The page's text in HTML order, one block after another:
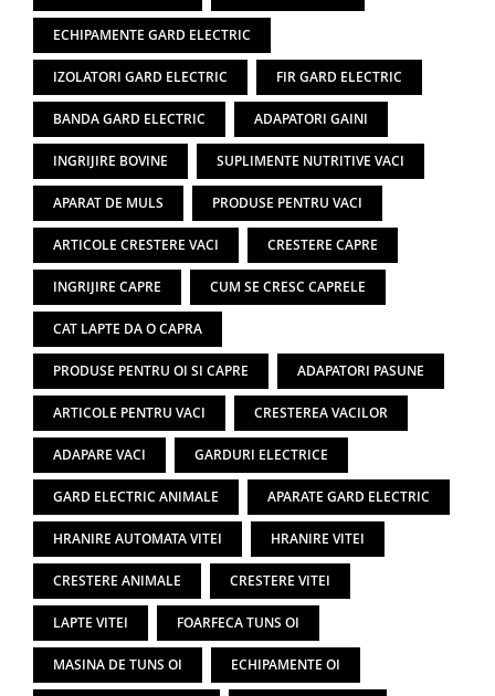
ECHIPAMENTE GARD ELECTRIC
IZOLATORI GARD ELECTRIC FIR GARD ELECTRIC
BANDA GARD ELECTRIC ADAPATORI GAINI
INGRIJIRE BOVINE SUPLIMENTE NUTRITIVE VACI
APARAT DE MULS PRODUSE PENTRU VACI
ARTICOLE CRESTERE VACI CRESTERE CAPRE
INGRIJIRE CAPRE CUM SE CRESC CAPRELE
CAT LAPTE DA O CAPRA
PRODUSE PENTRU OI SI CAPRE ADAPATORI PASUNE
ARTICOLE PENTRU VACI CRESTEREA VACILOR
ADAPARE VACI GARDURI ELECTRICE
GARD ELECTRIC ANIMALE APARATE GARD ELECTRIC
HRANIRE AUTOMATA VITEI HRANIRE VITEI
CRESTERE ANIMALE CRESTERE VITEI
LAPTE VITEI FOARFECA TUNS OI
MASINA DE TUNS OI ECHIPAMENTE OI